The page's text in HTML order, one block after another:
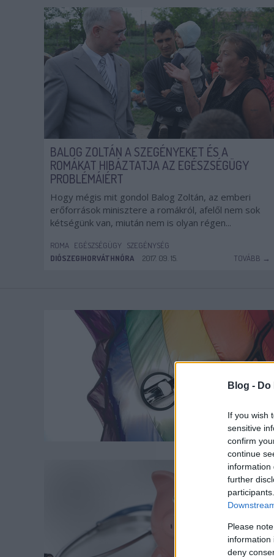
Blog -
If you wish
sensitive
confirm
continue
information
further
Please
information
deny
BALOG ZOLTÁN A SZEGÉNYEKET ÉS A
ROMÁKAT HIBÁZTATJA AZ EGÉSZSÉGÜGY
PROBLÉMÁIÉRT
Hogy mégis mit gondol Balog Zoltán, az emberi
erőforrások minisztere a romákról, afelől nem sok
kétségünk van, miután nem is olyan régen...
ROMA EGÉSZSÉGÜGY SZEGÉNYSÉG
DIÓSZEGIHORVÁTHNÓRA
2017. 09. 15. TOVÁBB →